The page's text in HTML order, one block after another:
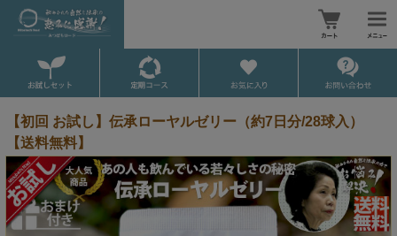
【初回 お試し】伝承ローヤルゼリー（約7日分/28球入）
【送料無料】